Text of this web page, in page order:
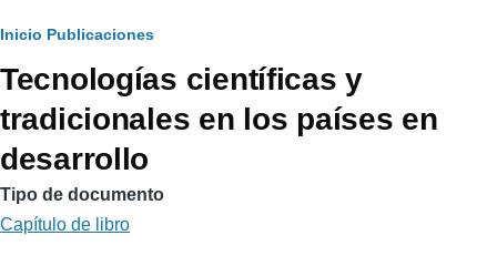
Sobrescribir
enlaces
de
ayuda
a
la
Inicio Publicaciones
Tecnologías científicas y
tradicionales en los países en
desarrollo
Tipo de documento
Capítulo de libro